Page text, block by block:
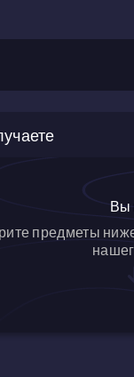
Вы
предметы